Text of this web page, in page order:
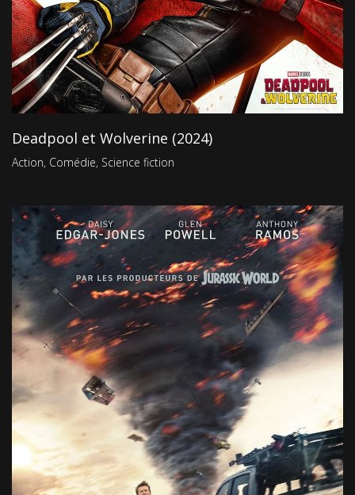
Deadpool et Wolverine (2024)
Action, Comédie, Science fiction